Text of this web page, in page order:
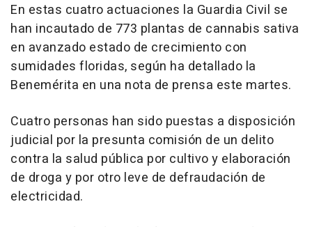
En estas cuatro actuaciones la Guardia Civil se
han incautado de 773 plantas de cannabis sativa
en avanzado estado de crecimiento con
sumidades floridas, según ha detallado la
Benemérita en una nota de prensa este martes.
Cuatro personas han sido puestas a disposición
judicial por la presunta comisión de un delito
contra la salud pública por cultivo y elaboración
de droga y por otro leve de defraudación de
electricidad.